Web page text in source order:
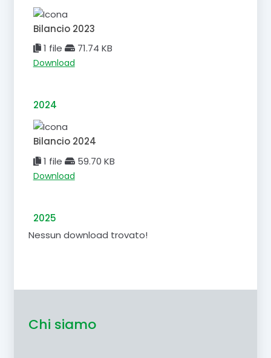
Bilancio 2023
1 file
71.74 KB
Download
2024
Bilancio 2024
1 file
59.70 KB
Download
2025
Nessun download trovato!
Chi siamo